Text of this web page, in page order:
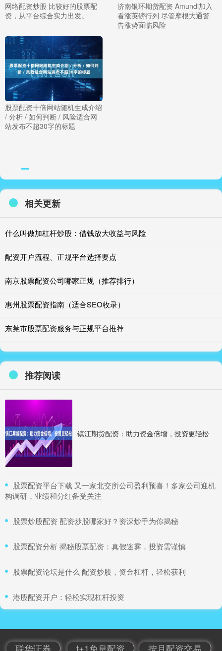
网络配资炒股 比较好的股票配
资，从平台综合实力出发。
济南银环期货配资 Amundi加入
看涨英镑行列 尽管摩根大通警
告涨势面临风险
股票配资十倍网站随机生成介绍
/ 分析 / 如何判断 / 风险适合网
站发布不超30字的标题
相关更新
什么叫做加杠杆炒股：借钱放大收益与风险
配资开户流程、正规平台选择要点
南京股票配资公司哪家正规（推荐排行）
惠州股票配资指南（适合SEO收录）
东莞市股票配资服务与正规平台推荐
推荐阅读
镇江期货配资：助力资金倍增，投资更轻松
​股票配资平台下载 又一家北交所公司盈利预喜！多家公司迎机
构调研，业绩和分红备受关注
​股票炒股配资 配资炒股哪家好？资深炒手为你揭秘
​股票配资分析 揭秘股票配资：真假迷雾，投资需谨慎
​股票配资论坛是什么 配资炒股，资金杠杆，轻松获利
​港股配资开户：轻松实现杠杆投资
联华证券 t+1免息配资 按月配资交易